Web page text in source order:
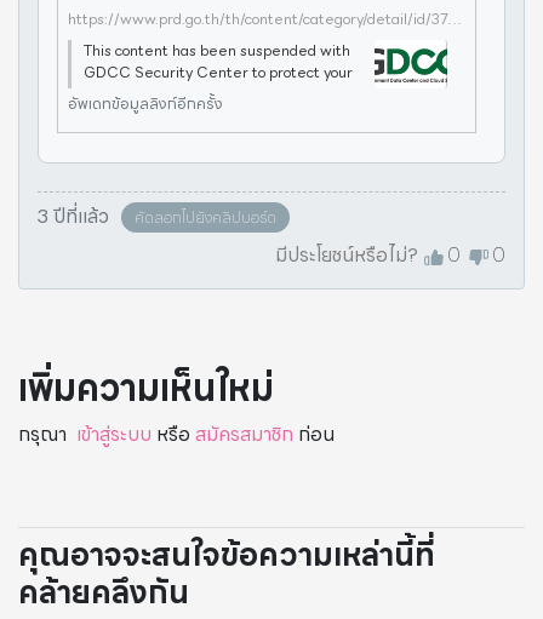
https://www.prd.go.th/th/content/category/detail/id/37/iid/175639
This content has been suspended with
GDCC Security Center to protect your
website content URL: www.prd.go.th/t
h/content/category/detail/id/37/iid/1756
39 Message ID: 000422127369 Please
contact 0
อัพเดทข้อมูลลิงก์อีกครั้ง
3 ปีที่แล้ว คัดลอกไปยังคลิปบอร์ด
มีประโยชน์หรือไม่? 0 0
เพิ่มความเห็นใหม่
กรุณา เข้าสู่ระบบ หรือ สมัครสมาชิก ก่อน
คุณอาจจะสนใจข้อความเหล่านี้ที่
คล้ายคลึงกัน